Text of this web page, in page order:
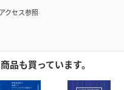
クセス参照
品も買っています。